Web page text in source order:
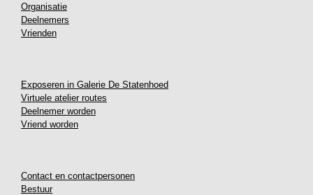
Organisatie
Deelnemers
Vrienden
Exposeren in Galerie De Statenhoed
Virtuele atelier routes
Deelnemer worden
Vriend worden
Contact en contactpersonen
Bestuur